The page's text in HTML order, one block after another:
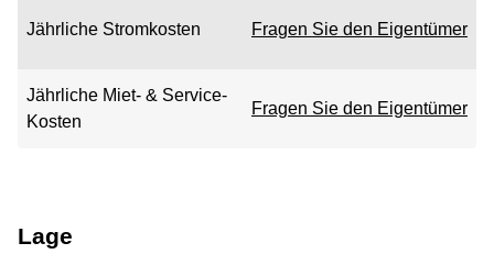
Jährliche Stromkosten Fragen Sie den Eigentümer
Jährliche Miet- & Service-
Kosten
Fragen Sie den Eigentümer
Lage